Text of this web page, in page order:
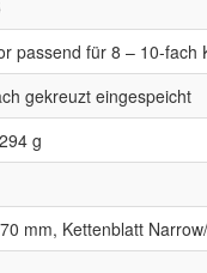
passend für 8 – 10-fach
gekreuzt eingespeicht
g
mm, Kettenblatt